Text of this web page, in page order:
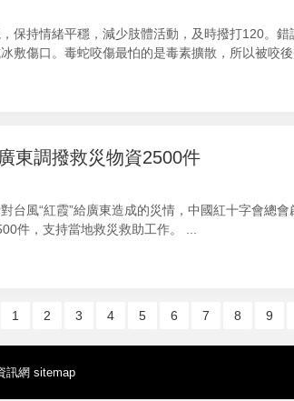
保持情緒平穩，減少肢體活動，及時撥打120。錯
敷傷口。毒蛇咬傷最怕的是毒素擴散，所以被咬後
東調撥救災物資2500件
台風“紅霞”給廣東造成的災情，中國紅十字會總
件，支持當地救災救助工作。 ...
1 2 3 4 5 6 7 8 9
訊網 sitemap